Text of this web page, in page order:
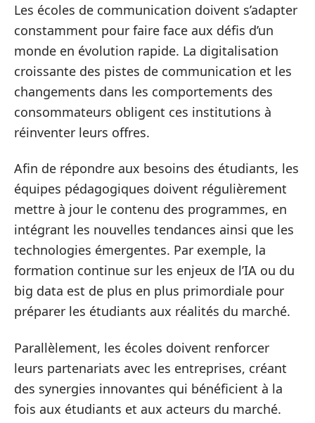
Les écoles de communication doivent s’adapter
constamment pour faire face aux défis d’un
monde en évolution rapide. La digitalisation
croissante des pistes de communication et les
changements dans les comportements des
consommateurs obligent ces institutions à
réinventer leurs offres.
Afin de répondre aux besoins des étudiants, les
équipes pédagogiques doivent régulièrement
mettre à jour le contenu des programmes, en
intégrant les nouvelles tendances ainsi que les
technologies émergentes. Par exemple, la
formation continue sur les enjeux de l’IA ou du
big data est de plus en plus primordiale pour
préparer les étudiants aux réalités du marché.
Parallèlement, les écoles doivent renforcer
leurs partenariats avec les entreprises, créant
des synergies innovantes qui bénéficient à la
fois aux étudiants et aux acteurs du marché.